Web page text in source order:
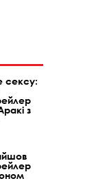
сексу:
з